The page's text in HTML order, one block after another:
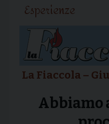
Esperienze
La Fiaccola –
Abbiamo